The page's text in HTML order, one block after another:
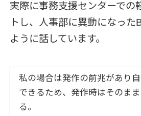
実際に事務支援センターでの
トし、人事部に異動になった
ように話しています。
私の場合は発作の前兆があり
できるため、発作時はそのま
る。